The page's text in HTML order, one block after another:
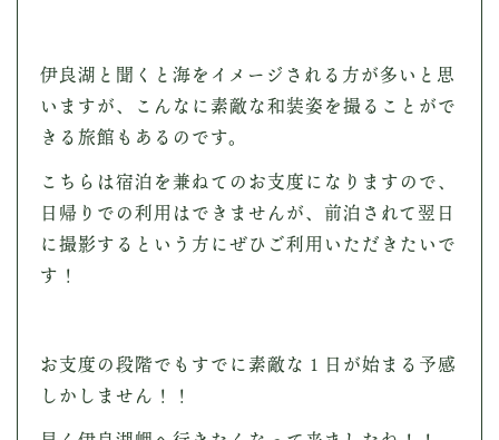
伊良湖と聞くと海をイメージされる方が多いと思
いますが、こんなに素敵な和装姿を撮ることがで
きる旅館もあるのです。
こちらは宿泊を兼ねてのお支度になりますので、
日帰りでの利用はできませんが、前泊されて翌日
に撮影するという方にぜひご利用いただきたいで
す！
お支度の段階でもすでに素敵な１日が始まる予感
しかしません！！